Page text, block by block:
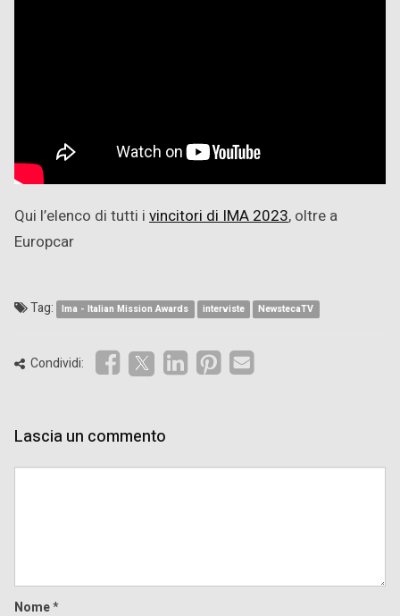
Qui l’elenco di tutti i vincitori di IMA 2023, oltre a
Europcar
Tag: Ima - Italian Mission Awards interviste NewstecaTV
Condividi:
Lascia un commento
Nome*